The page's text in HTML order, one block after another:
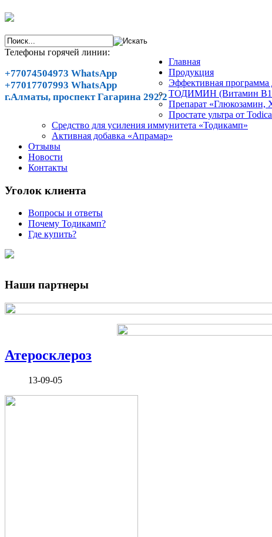
Телефоны горячей линии:
+77074504973 WhatsApp
+77017707993 WhatsApp
г.Алматы, проспект Гагарина 292/2
Главная
Продукция
Эффективная программа
ТОДИМИН (Витамин
Препарат
Простате ультра от
Cредство для усиления иммунитета «Тодикамп»
Активная добавка «Апрамар»
Отзывы
Новости
Контакты
Уголок клиента
Вопросы и ответы
Почему Тодикамп?
Где купить?
Наши партнеры
Атеросклероз
13-09-05